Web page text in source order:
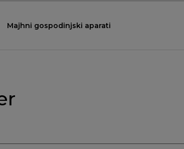
Majhni gospodinjski aparati